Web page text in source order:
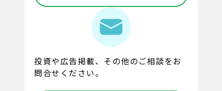
投資や広告掲載、その他のご相談をお
問合せください。